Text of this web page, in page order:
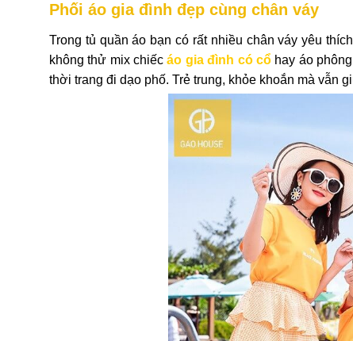
Phối áo gia đình đẹp cùng chân váy
Trong tủ quần áo bạn có rất nhiều chân váy yêu
không thử mix chiếcáo gia đình có cổhay áo
thời trang đi dạo phố. Trẻ trung, khỏe khoắn mà vẫn